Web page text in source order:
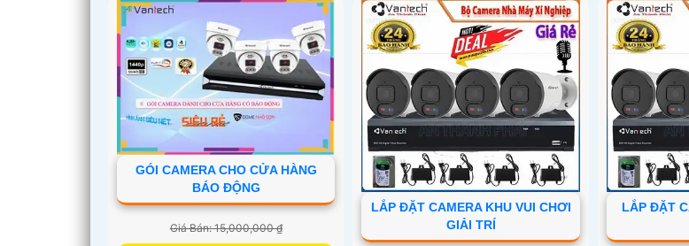
GÓI CAMERA CHO CỬA HÀNG
BÁO ĐỘNG
Giá Bán: 15,000,000 ₫
LẮP ĐẶT CAMERA KHU VUI CHƠI
GIẢI TRÍ
LẮP ĐẶT